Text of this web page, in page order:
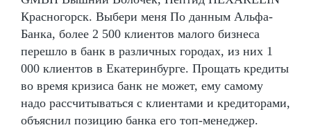
Красногорск. Выбери меня По данным Альфа-
Банка, более 2 500 клиентов малого бизнеса
перешло в банк в различных городах, из них 1
000 клиентов в Екатеринбурге. Прощать кредиты
во время кризиса банк не может, ему самому
надо рассчитываться с клиентами и кредиторами,
объяснил позицию банка его топ-менеджер.